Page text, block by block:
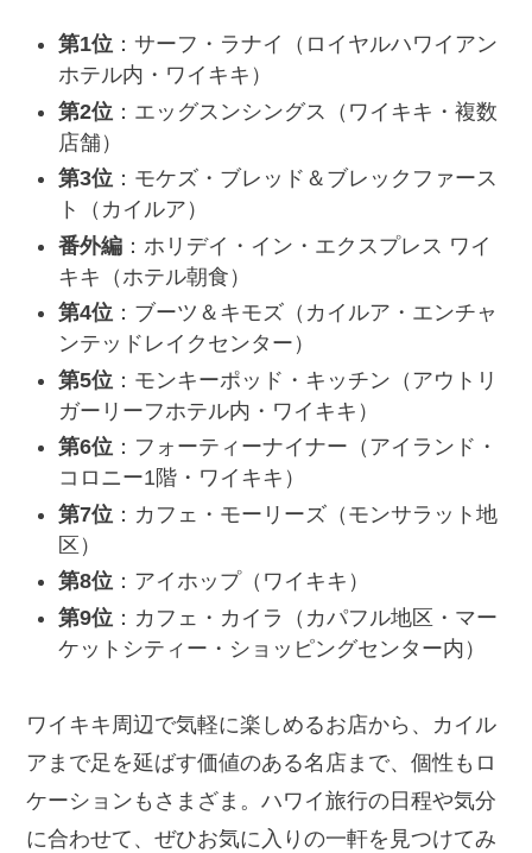
第1位 ：サーフ・ラナイ（ロイヤルハワイアン
ホテル内・ワイキキ）
第2位 ：エッグスンシングス（ワイキキ・複数
店舗）
第3位 ：モケズ・ブレッド＆ブレックファース
ト（カイルア）
番外編 ：ホリデイ・イン・エクスプレス ワイ
キキ（ホテル朝食）
第4位 ：ブーツ＆キモズ（カイルア・エンチャ
ンテッドレイクセンター）
第5位 ：モンキーポッド・キッチン（アウトリ
ガーリーフホテル内・ワイキキ）
第6位 ：フォーティーナイナー（アイランド・
コロニー1階・ワイキキ）
第7位 ：カフェ・モーリーズ（モンサラット地
区）
第8位 ：アイホップ（ワイキキ）
第9位 ：カフェ・カイラ（カパフル地区・マー
ケットシティー・ショッピングセンター内）
ワイキキ周辺で気軽に楽しめるお店から、カイル
アまで足を延ばす価値のある名店まで、個性もロ
ケーションもさまざま。ハワイ旅行の日程や気分
に合わせて、ぜひお気に入りの一軒を見つけてみ